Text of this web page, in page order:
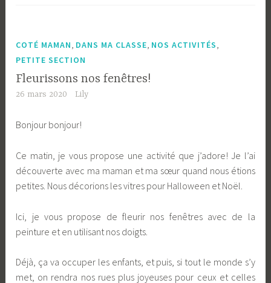
COTÉ MAMAN DANS MA CLASSE NOS ACTIVITÉS
PETITE SECTION
Fleurissons nos fenêtres!
26 mars 2020 Lily
Bonjour bonjour!
Ce matin, je vous propose une activité que j’adore! Je l’ai
découverte avec ma maman et ma sœur quand nous étions
petites. Nous décorions les vitres pour Halloween et Noël.
Ici, je vous propose de fleurir nos fenêtres avec de la
peinture et en utilisant nos doigts.
Déjà, ça va occuper les enfants, et puis, si tout le monde s’y
met, on rendra nos rues plus joyeuses pour ceux et celles